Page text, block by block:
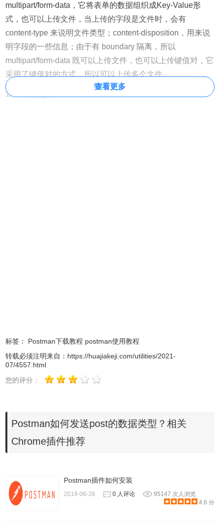
multipart/form-data，它将表单的数据组织成Key-Value形
式，也可以上传文件，当上传的字段是文件时，会有
content-type 来说明文件类型；content-disposition，用来说
明字段的一些信息；由于有 boundary 隔离，所以
multipart/form-data 既可以上传文件，也可以上传键值对，它
采用了键值对的方式，所以可以上传多个文件。
1.1 正常数据
这里我选择了上传二进制文件，其他的都是一样的内容
查看更多
标签： Postman下载教程 postman使用教程
转载必须注明来自： https://huajiakeji.com/utilities/2021-
07/4557.html
您的评分：
Postman如何发送post的数据类型？相关
Chrome插件推荐
Postman插件如何安装
2018-06-26 0 人评论
95147 次人浏览
4.6 分